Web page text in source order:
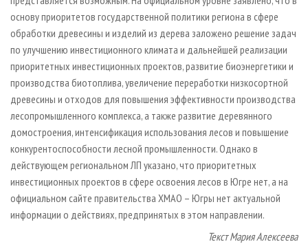
основу приоритетов государственной политики региона в сфере
обработки древесины и изделий из дерева заложено решение задач
по улучшению инвестиционного климата и дальнейшей реализации
приоритетных инвестиционных проектов, развитие биоэнергетики и
производства биотоплива, увеличение переработки низкосортной
древесины и отходов для повышения эффективности производства
лесопромышленного комплекса, а также развитие деревянного
домостроения, интенсификация использования лесов и повышение
конкурентоспособности лесной промышленности. Однако в
действующем региональном ЛП указано, что приоритетных
инвестиционных проектов в сфере освоения лесов в Югре нет, а на
официальном сайте правительства ХМАО – Югры нет актуальной
информации о действиях, предпринятых в этом направлении.
Текст Мария Алексеева